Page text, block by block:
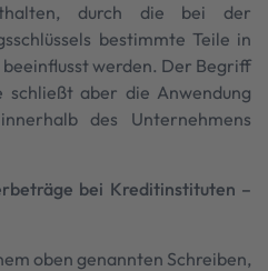
durch die bei der
bestimmte Teile in
werden. Der Begriff
aber die Anwendung
des Unternehmens
bei Kreditinstituten –
oben genannten Schreiben,